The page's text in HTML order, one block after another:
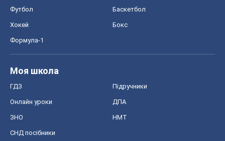
Футбол Баскетбол
Хокей Бокс
Формула-1
Моя школа
ГДЗ Підручники
Онлайн уроки ДПА
ЗНО НМТ
СНД посібники